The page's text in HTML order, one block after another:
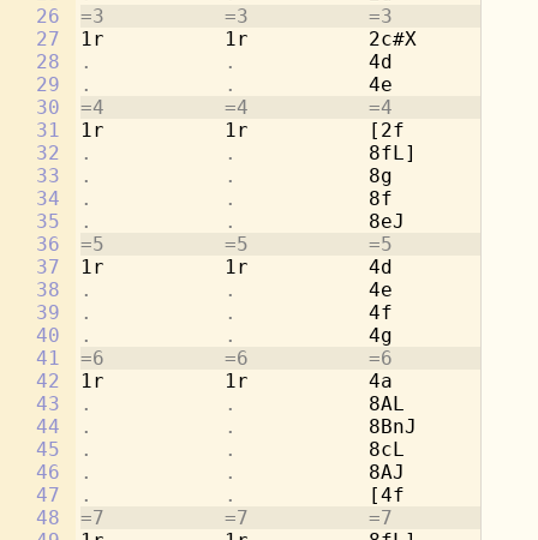
26
27
28
29
30
31
32
33
34
35
36
37
38
39
40
41
42
43
44
45
46
47
48
=3          =3          =3          =3
1r          1r          2c#X        1r
.           . 4d
.           . 4e
=4          =4          =4          =4
1r          1r          [2f         1r
.           . 8fL]
.           . 8g
.           . 8f
.           . 8eJ
=5          =5          =5          =5
1r          1r          4d          2a
.           . 4e
.           . 4f
.           . 4g
=6          =6          =6          =6
1r          1r          4a
.           . 8AL
.           . 8BnJ
.           . 8cL         2a
.           . 8AJ
.           .
[4f
=7          =7          =7          =7